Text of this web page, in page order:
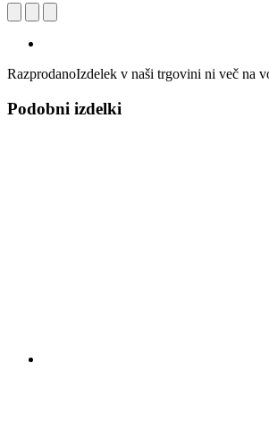
RazprodanoIzdelek v naši trgovini ni več na
Podobni izdelki